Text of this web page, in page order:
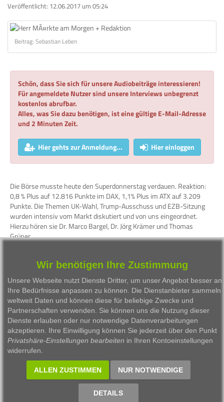
Veröffentlicht: 12.06.2017 um 05:24
Beitrag: Sebastian Leben
Schön, dass Sie sich für unsere Audiobeiträge interessieren!
Für angemeldete Nutzer sind unsere Interviews unbegrenzt
kostenlos abrufbar.
Alles, was Sie dazu benötigen, ist eine gültige E-Mail-Adresse
und 2 Minuten Zeit.
Hier gehts zur Anmeldung... Hier einloggen
Die Börse musste heute den Superdonnerstag verdauen. Reaktion:
0,8 % Plus auf 12.816 Punkte im DAX, 1,1% Plus im ATX auf 3.209
Punkte. Die Themen UK-Wahl, Trump-Ausschuss und EZB-Sitzung
wurden intensiv vom Markt diskutiert und von uns eingeordnet.
Hierzu hören sie Dr. Marco Bargel, Dr. Jörg Krämer und Thomas
Grüner.
Besprochene Wertpapiere:
WKN
Bezeichnung
ISIN
846900
DAX Performance-Index
DE0008469008
969191
ATX Austrian Traded Index
AT0000999982
514000
DEUTSCHE BANK AG DE0005140008
Wir benötigen Ihre Zustimmung
Unsere Webseite nutzt Dienste Dritter, um unser Angebot besser an
Ihre Bedürfnisse anpassen zu können. Die Dienstanbieter sammeln
weltweit Daten und können diese für beliebige Zwecke und
Partnerschaften verwenden. Sie können uns die Nutzung dieser
Dienste erlauben oder nur notwendige Datenverarbeitungen
akzeptieren. Ihre Einwilligung können Sie jederzeit über den Punkt
Privatshäre-Einstellungen bearbeiten in Ihren Kontoeinstellungen
widerrufen.
ALLEN ZUSTIMMEN NUR NOTWENDIGE
DETAILS